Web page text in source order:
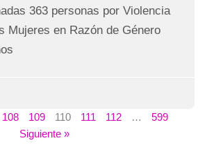
363 personas por Violencia
Mujeres en Razón de Género
108 109 110 111 112 …
599
Siguiente »